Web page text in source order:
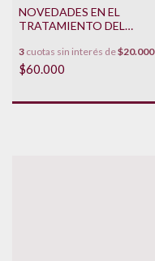
NOVEDADES EN EL
TRATAMIENTO DEL
3 cuotas sin interés de$20.000
$60.000